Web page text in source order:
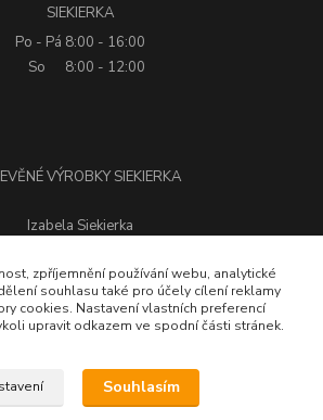
SIEKIERKA
Po - Pá 8:00 - 16:00
So
8:00 - 12:00
VÝROBKY SIEKIERKA
Izabela Siekierka
zpříjemnění používání webu, analytické
souhlasu také pro účely cílení reklamy
cookies. Nastavení vlastních preferencí
upravit odkazem ve spodní části stránek.
Souhlasím